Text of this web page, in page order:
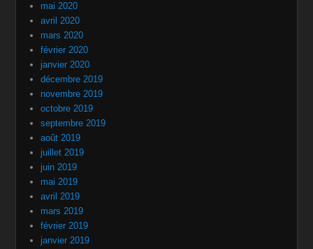
mai 2020
avril 2020
mars 2020
février 2020
janvier 2020
décembre 2019
novembre 2019
octobre 2019
septembre 2019
août 2019
juillet 2019
juin 2019
mai 2019
avril 2019
mars 2019
février 2019
janvier 2019